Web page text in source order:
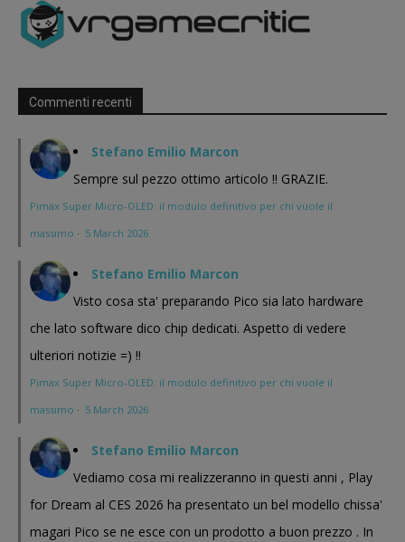
Commenti recenti
Stefano Emilio Marcon
Sempre sul pezzo ottimo articolo !! GRAZIE.
Pimax Super Micro-OLED: il modulo definitivo per chi vuole il
massimo · 5 March 2026
Stefano Emilio Marcon
Visto cosa sta' preparando Pico sia lato hardware
che lato software dico chip dedicati. Aspetto di vedere
ulteriori notizie =) !!
Pimax Super Micro-OLED: il modulo definitivo per chi vuole il
massimo · 5 March 2026
Stefano Emilio Marcon
Vediamo cosa mi realizzeranno in questi anni , Play
for Dream al CES 2026 ha presentato un bel modello chissa'
magari Pico se ne esce con un prodotto a buon prezzo . In